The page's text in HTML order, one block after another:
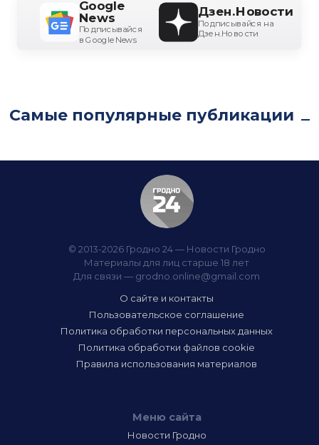
Google
News
Подписывайся
в Google News
Дзен.Новости
Подписывайся на
Дзен.Новости
Самые популярные публикации
© 2013-2026 Гродно 24 — Новости Гродно
Материалы для лиц старше 18 лет
Для связи — grodno.online@gmail.com
О сайте и контакты
Пользовательское соглашение
Политика обработки персональных данных
Политика обработки файлов cookie
Правила использования материалов
Меню сайта
Новости Гродно